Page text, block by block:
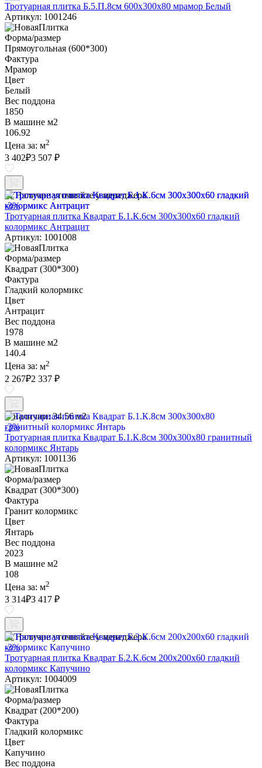
Тротуарная плитка Б.5.П.8см 600х300х80 мрамор Белый
Артикул: 1001246
Форма/размер
Прямоугольная (600*300)
Фактура
Мрамор
Цвет
Белый
Вес поддона
1850
В машине м2
106.92
Цена за: м2
3 402₽3 507 ₽
Наличие уточняйте у менеджера
-3%
Тротуарная плитка Квадрат Б.1.К.6см 300х300х60 гладкий
колормикс Антрацит
Артикул: 1001008
Форма/размер
Квадрат (300*300)
Фактура
Гладкий колормикс
Цвет
Антрацит
Вес поддона
1978
В машине м2
140.4
Цена за: м2
2 267₽2 337 ₽
В наличии: 34.56 м2
-3%
Тротуарная плитка Квадрат Б.1.К.8см 300х300х80 гранитный
колормикс Янтарь
Артикул: 1001136
Форма/размер
Квадрат (300*300)
Фактура
Гранит колормикс
Цвет
Янтарь
Вес поддона
2023
В машине м2
108
Цена за: м2
3 314₽3 417 ₽
Наличие уточняйте у менеджера
-3%
Тротуарная плитка Квадрат Б.2.К.6см 200х200х60 гладкий
колормикс Капучино
Артикул: 1004009
Форма/размер
Квадрат (200*200)
Фактура
Гладкий колормикс
Цвет
Капучино
Вес поддона